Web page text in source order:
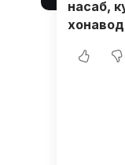
насаб,